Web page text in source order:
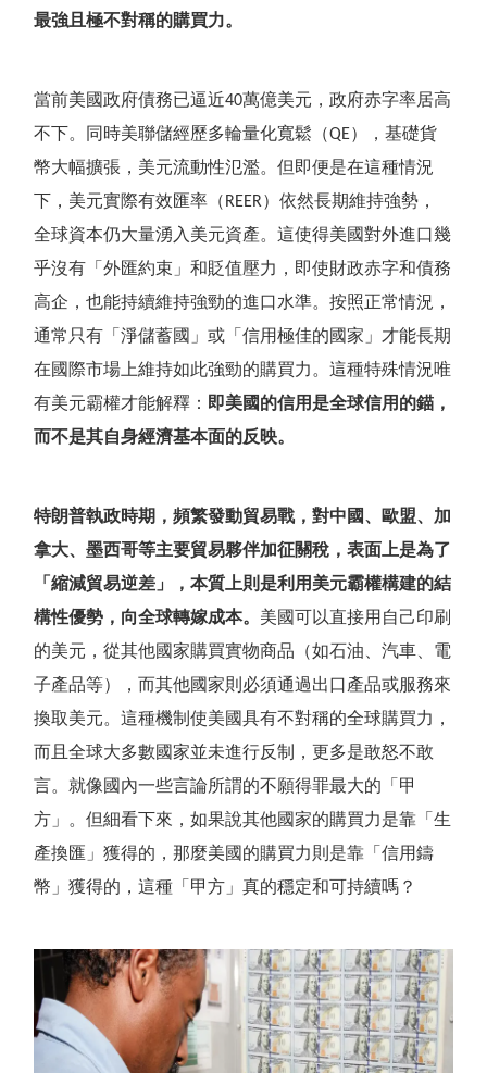
最強且極不對稱的購買力。
當前美國政府債務已逼近40萬億美元，政府赤字率居高
不下。同時美聯儲經歷多輪量化寬鬆（QE），基礎貨
幣大幅擴張，美元流動性氾濫。但即便是在這種情況
下，美元實際有效匯率（ REER）依然長期維持強勢，
全球資本仍大量湧入美元資產。這使得美國對外進口幾
乎沒有 「外匯約束 」和貶值壓力，即使財政赤字和債務
高企，也能持續維持強勁的進口水準。按照正常情況，
通常只有 「淨儲蓄國 」或 「信用極佳的國家 」 才能長期
在國際市場上維持如此強勁的購買力。這種特殊情況唯
有美元霸權才能解釋： 即美國的信用是全球信用的錨，
而不是其自身經濟基本面的反映。
特朗普執政時期，頻繁發動貿易戰，對中國、歐盟、加
拿大、墨西哥等主要貿易夥伴加征關稅，表面上是為了
「縮減貿易逆差 」
，本質上則是利用美元霸權構建的結
構性優勢，向全球轉嫁成本。 美國可以直接用自己印刷
的美元，從其他國家購買實物商品（如石油、汽車、電
子產品等），而其他國家則必須通過出口產品或服務來
換取美元。這種機制使美國具有不對稱的全球購買力，
而且全球大多數國家並未進行反制，更多是敢怒不敢
言。就像國內一些言論所謂的不願得罪最大的 「 甲
方 」 。但細看下來，如果說其他國家的購買力是靠 「生
產換匯 」獲得的，那麼美國的購買力則是靠 「信用鑄
幣 」獲得的，這種 「 甲方 」真的穩定和可持續嗎？